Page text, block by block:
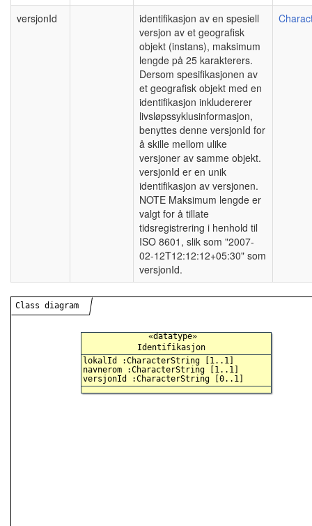
versjonId
identifikasjon av en spesiell
versjon av et geografisk
objekt (instans), maksimum
lengde på 25 karakterers.
Dersom spesifikasjonen av
et geografisk objekt med en
identifikasjon inkludererer
livsløpssyklusinformasjon,
benyttes denne versjonId for
å skille mellom ulike
versjoner av samme objekt.
versjonId er en unik
identifikasjon av versjonen.
NOTE Maksimum lengde er
valgt for å tillate
tidsregistrering i henhold til
ISO 8601, slik som "2007-
02-12T12:12:12+05:30" som
versjonId.